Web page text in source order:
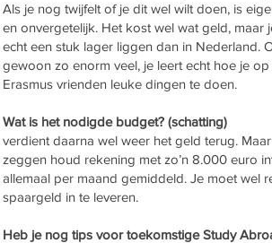
Als je nog twijfelt of je dit wel wilt doen, is
en onvergetelijk. Het kost wel wat geld,
echt een stuk lager liggen dan in Nederland.
gewoon zo enorm veel, je leert echt hoe je
Erasmus vrienden leuke dingen te doen.
Wat is het nodigde budget? (schatting)
verdient daarna wel weer het geld terug.
zeggen houd rekening met zo’n 8.000 euro
allemaal per maand gemiddeld. Je moet wel
spaargeld in te leveren.
Heb je nog tips voor toekomstige Study